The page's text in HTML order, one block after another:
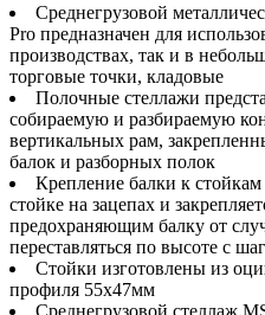
Среднегрузовой
Pro предназначен для
производствах, так и в
торговые точки, кладовые
Полочные стеллажи
собираемую и разбираемую
вертикальных рам,
балок и разборных полок
Крепление балки к стойкам
стойке на зацепах и
предохраняющим балку от
переставляться по высоте с
Стойки изготовлены из
профиля 55х47мм
Среднегрузовой стеллаж